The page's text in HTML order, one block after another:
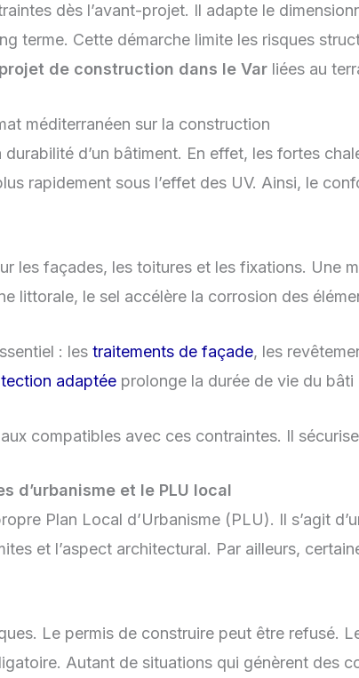
dès l’avant-projet. Il adapte le
terme. Cette démarche limite les risques
de construction dans le Var liées au
méditerranéen sur la construction
d’un bâtiment. En effet, les fortes
rapidement sous l’effet des UV. Ainsi, le
les façades, les toitures et les fixations. Une
littorale, le sel accélère la corrosion des
: les traitements de façade, les
adaptée prolonge la durée de vie du bâti
compatibles avec ces contraintes. Il
d’urbanisme et le PLU local
Plan Local d’Urbanisme (PLU). Il s’agit
et l’aspect architectural. Par ailleurs,
Le permis de construire peut être refusé.
Autant de situations qui génèrent des